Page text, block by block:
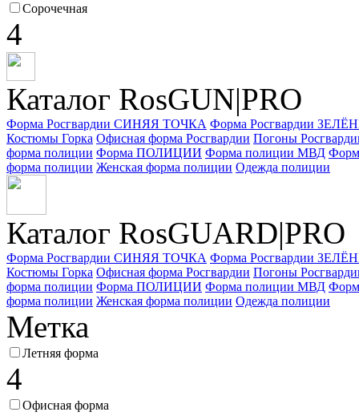
Сорочечная
4
Каталог RosGUN|PRO
Форма Росгвардии СИНЯЯ ТОЧКА Форма Росгвардии
Костюмы Горка Офисная форма Росгвардии Погоны
форма полиции Форма ПОЛИЦИИ Форма полиции МВД
форма полиции Женская форма полиции Одежда полиции
Каталог RosGUARD|PRO
Форма Росгвардии СИНЯЯ ТОЧКА Форма Росгвардии
Костюмы Горка Офисная форма Росгвардии Погоны
форма полиции Форма ПОЛИЦИИ Форма полиции МВД
форма полиции Женская форма полиции Одежда полиции
Метка
Летняя форма
4
Офисная форма